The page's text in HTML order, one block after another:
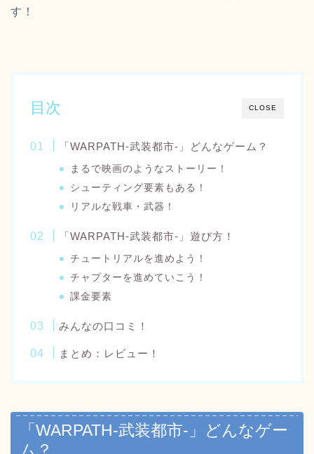
す！
CLOSE
目次
「WARPATH‐武装都市‐」どんなゲーム？
まるで映画のようなストーリー！
シューティング要素もある！
リアルな戦車・武器！
「WARPATH‐武装都市‐」遊び方！
チュートリアルを進めよう！
チャプターを進めていこう！
課金要素
みんなの口コミ！
まとめ：レビュー！
「WARPATH‐武装都市‐」どんなゲー
ム？